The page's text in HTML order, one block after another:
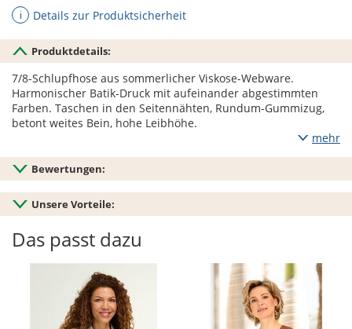
ℹ Details zur Produktsicherheit
Produktdetails:
7/8-Schlupfhose aus sommerlicher Viskose-Webware.
Harmonischer Batik-Druck mit aufeinander abgestimmten
Farben. Taschen in den Seitennähten, Rundum-Gummizug,
betont weites Bein, hohe Leibhöhe.
mehr
Bewertungen:
Unsere Vorteile:
Das passt dazu